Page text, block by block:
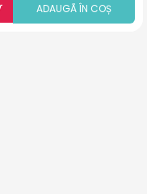
ADAUGÃ ÎN COȘ